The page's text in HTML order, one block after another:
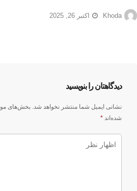
Khoda اکتبر 26, 2025
دیدگاهتان را بنویسید
نشانی ایمیل شما منتشر نخواهد شد. بخش‌های
شده‌اند *